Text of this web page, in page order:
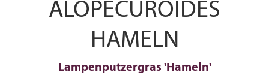
ALOPECUROIDES
HAMELN
Lampenputzergras 'Hameln'